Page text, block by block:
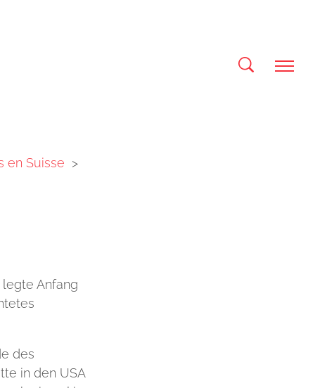
en Suisse >
legte Anfang
des
in den USA